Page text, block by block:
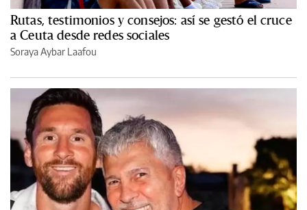
Rutas, testimonios y consejos: así se gestó el cruce
a Ceuta desde redes sociales
Soraya Aybar Laafou